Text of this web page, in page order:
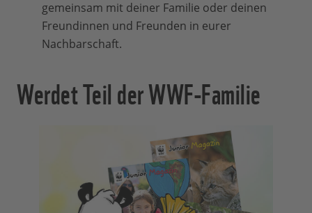
gemeinsam mit deiner Familie oder deinen
Freundinnen und Freunden in eurer
Nachbarschaft.
Werdet Teil der WWF-Familie